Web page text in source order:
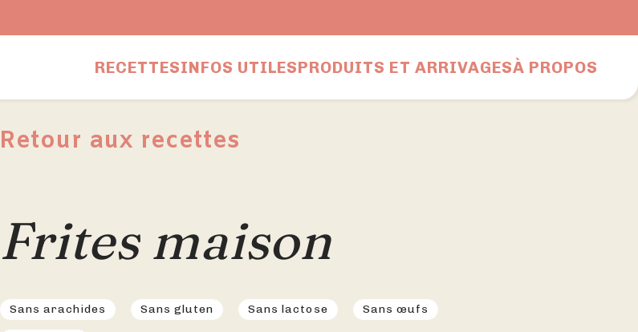
RECETTESINFOS UTILESPRODUITS ET ARRIVAGESÀ PROPOS
Retour aux recettes
Frites maison
Sans arachides Sans gluten Sans lactose Sans œufs